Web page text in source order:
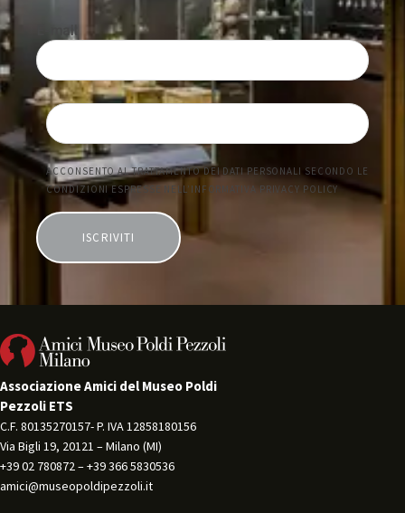
Associazione Amici del Museo Poldi
Pezzoli ETS
C.F. 80135270157- P. IVA 12858180156
Via Bigli 19, 20121 – Milano (MI)
+39 02 780872 – +39 366 5830536
amici@museopoldipezzoli.it